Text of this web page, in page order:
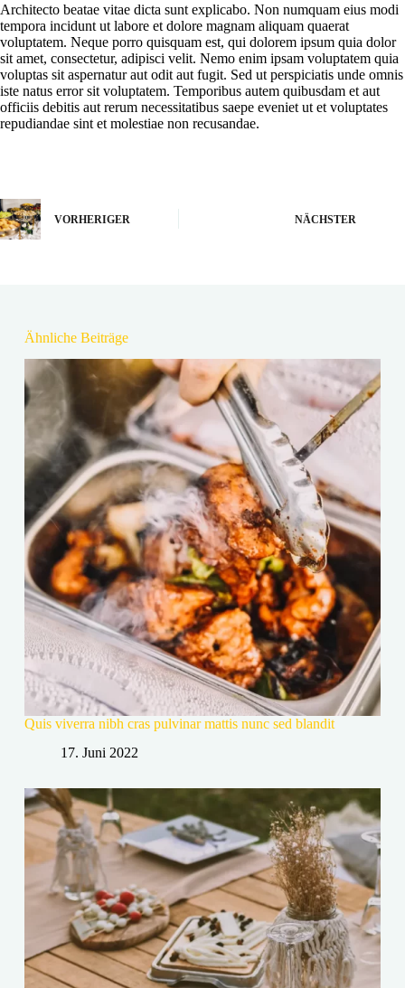
Architecto beatae vitae dicta sunt explicabo. Non numquam eius modi
tempora incidunt ut labore et dolore magnam aliquam quaerat
voluptatem. Neque porro quisquam est, qui dolorem ipsum quia dolor
sit amet, consectetur, adipisci velit. Nemo enim ipsam voluptatem quia
voluptas sit aspernatur aut odit aut fugit. Sed ut perspiciatis unde omnis
iste natus error sit voluptatem. Temporibus autem quibusdam et aut
officiis debitis aut rerum necessitatibus saepe eveniet ut et voluptates
repudiandae sint et molestiae non recusandae.
VORHERIGER NÄCHSTER
Ähnliche Beiträge
Quis viverra nibh cras pulvinar mattis nunc sed blandit
17. Juni 2022